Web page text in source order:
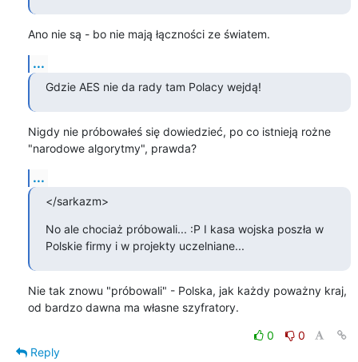
Ano nie są - bo nie mają łączności ze światem.
...
Gdzie AES nie da rady tam Polacy wejdą!
Nigdy nie próbowałeś się dowiedzieć, po co istnieją rożne
"narodowe algorytmy", prawda?
...
</sarkazm>
No ale chociaż próbowali... :P I kasa wojska poszła w
Polskie firmy i w projekty uczelniane...
Nie tak znowu "próbowali" - Polska, jak każdy poważny kraj,
od bardzo dawna ma własne szyfratory.
0
0
Reply